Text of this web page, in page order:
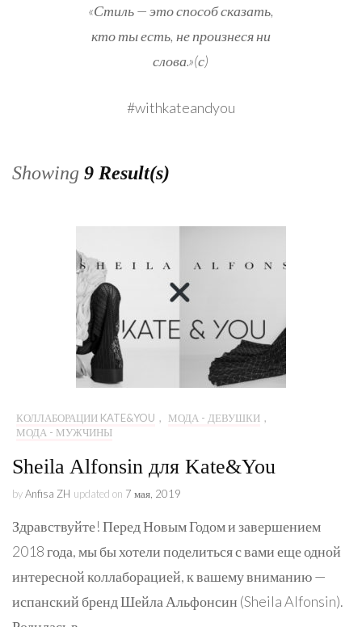
«Стиль — это способ сказать,
кто ты есть, не произнеся ни
слова.»(с)
#withkateandyou
Showing 9 Result(s)
КОЛЛАБОРАЦИИ KATE&YOU , МОДА - ДЕВУШКИ ,
МОДА - МУЖЧИНЫ
Sheila Alfonsin для Kate&You
byAnfisa ZH updated on 7 мая, 2019
Здравствуйте! Перед Новым Годом и завершением
2018 года, мы бы хотели поделиться с вами еще одной
интересной коллаборацией, к вашему вниманию —
испанский бренд Шейла Альфонсин (Sheila Alfonsin).